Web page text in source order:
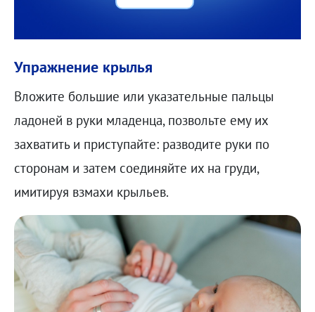
Упражнение крылья
Вложите большие или указательные пальцы
ладоней в руки младенца, позвольте ему их
захватить и приступайте: разводите руки по
сторонам и затем соединяйте их на груди,
имитируя взмахи крыльев.